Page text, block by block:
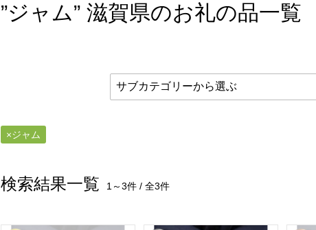
”ジャム” 滋賀県のお礼の品一覧
ジャム
検索結果一覧 1～3件 / 全3件